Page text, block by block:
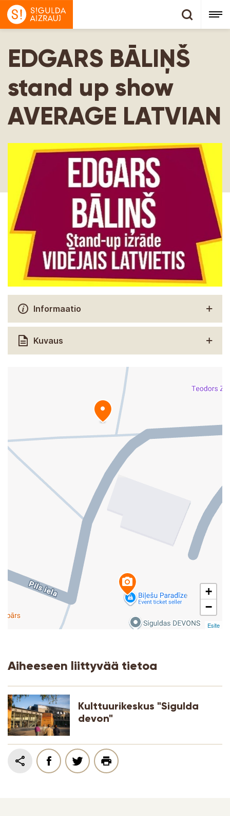
EDGARS BĀLIŅŠ
stand up show
AVERAGE LATVIAN
Informaatio
Kuvaus
+
−
Esite
Aiheeseen liittyvää tietoa
Kulttuurikeskus "Sigulda
devon"